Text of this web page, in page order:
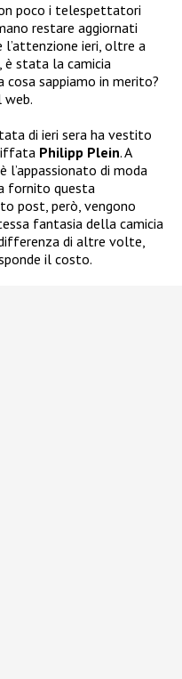
poco i telespettatori
restare aggiornati
ieri, oltre a
, è stata la camicia
cosa sappiamo in merito?
web.
di ieri sera ha vestito
Philipp Plein. A
l’appassionato di moda
fornito questa
post, però, vengono
fantasia della camicia
di altre volte,
il costo.